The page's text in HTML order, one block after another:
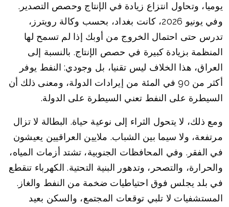
يوميا، وتحاول انتزاع زيادة في الإنتاج وحصص التصدير.
وفي يونيو 2026، كانت بغداد، بحسب وكالة رويترز،
تدرس حتى احتمال الخروج من أوبك إذا لم تسمح لها
المنظمة بزيادة كبيرة في حصص الإنتاج. بالنسبة إلى
العراق، هذا الخلاف ليس تقنيا، بل وجودي: النفط يوفر
أكثر من 90 في المئة من إيرادات الدولة، ومعنى ذلك أن
السيطرة على النفط تعني السيطرة على الدولة.
ومع ذلك، لا يتحول الثراء إلى نوعية حياة. البطالة لا تزال
مرتفعة، ولا سيما بين الشباب. ملايين العراقيين يعيشون
في الفقر. وفي المحافظات الجنوبية، تشتد أزمات المياه،
والحرارة، والتصحر، وتدهور البنية التحتية. الكهرباء تنقطع
في بلد يجلس فوق احتياطيات ضخمة من النفط والغاز.
المستشفيات لا تلبي توقعات المجتمع، والسكن بعيد